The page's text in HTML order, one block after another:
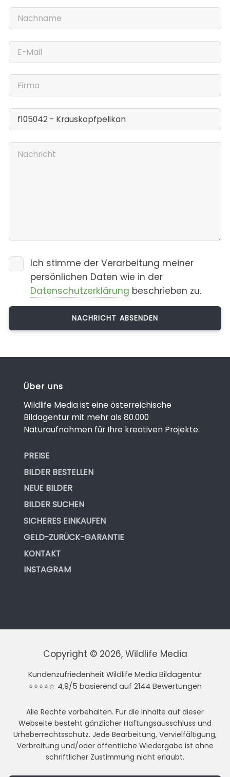
Ich stimme der Verarbeitung meiner
persönlichen Daten wie in der
Datenschutzerklärung beschrieben zu.
Über uns
Wildlife Media ist eine österreichische
Bildagentur mit mehr als 80.000
Naturaufnahmen für Ihre kreativen Projekte.
PREISE
BILDER BESTELLEN
NEUE BILDER
BILDER SUCHEN
SICHERES EINKAUFEN
GELD-ZURÜCK-GARANTIE
KONTAKT
INSTAGRAM
Copyright © 2026, Wildlife Media
Kundenzufriedenheit Wildlife Media Bildagentur
⭐⭐⭐⭐☆ 4,9/5 basierend auf 2144 Bewertungen
Alle Rechte vorbehalten. Für die Inhalte auf dieser
Webseite besteht gänzlicher Haftungsausschluss und
Urheberrechtsschutz. Jede Bearbeitung, Vervielfältigung,
Verbreitung und/oder öffentliche Wiedergabe ist ohne
schriftlicher Zustimmung nicht erlaubt.